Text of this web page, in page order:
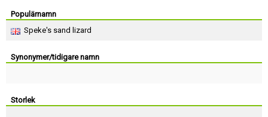
Populärnamn
Speke's sand lizard
Synonymer/tidigare namn
Storlek